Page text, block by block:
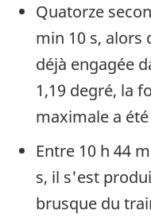
Quatorze
min 10 s, alors
déjà engagée
1,19 degré, la
maximale a
Entre 10 h 44
s, il s'est
brusque du